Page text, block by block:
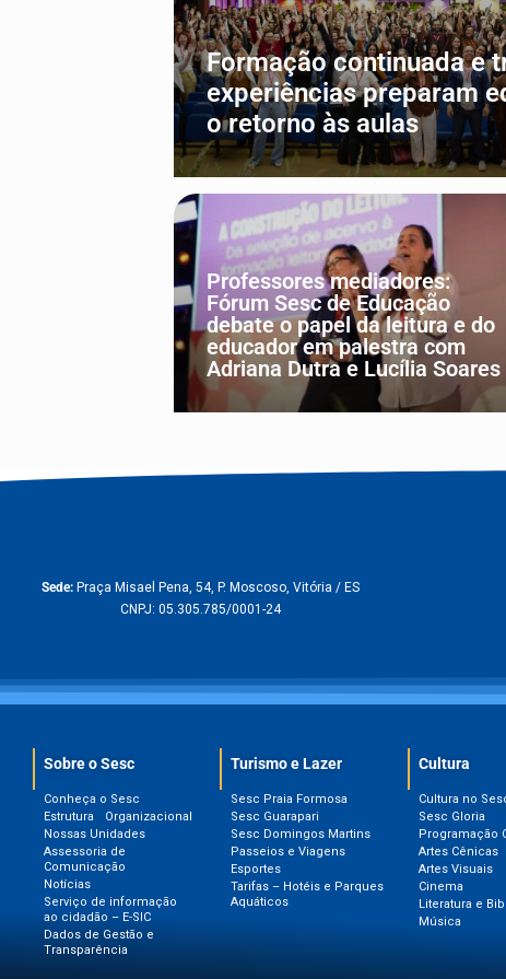
Formação continuada e
experiências preparam
o retorno às aulas
Professores mediadores:
Fórum Sesc de Educação
debate o papel da leitura e do
educador em palestra com
Adriana Dutra e Lucília Soares
CULTURA EDUCAÇÃO
Sede: Praça Misael Pena, 54, P. Moscoso, Vitória / ES
CNPJ: 05.305.785/0001-24
Sobre o Sesc​
Conheça o Sesc
Estrutura Organizacional
Nossas Unidades
Assessoria de
Comunicação
Notícias
Serviço de informação
ao cidadão – E-SIC
Dados de Gestão e
Transparência
Turismo e Lazer
Sesc Praia Formosa
Sesc Guarapari
Sesc Domingos Martins
Passeios e Viagens
Esportes
Tarifas – Hotéis e Parques
Aquáticos
Cultura
Cultura no
Sesc Gloria
Programação
Artes Cênicas
Artes Visuais
Cinema
Literatura e
Música